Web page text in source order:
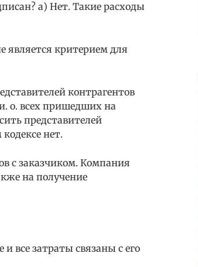
а) Нет. Такие расходы
является критерием для
контрагентов
о. всех пришедших на
представителей
нет.
с заказчиком. Компания
на получение
все затраты связаны с его